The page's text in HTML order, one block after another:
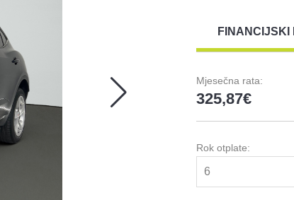
FINANCIJSKI
Mjesečna rata:
325,87
Rok otplate: